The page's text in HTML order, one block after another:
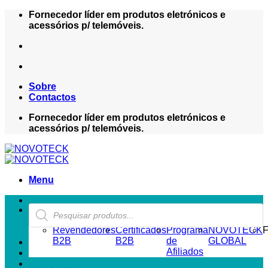
Skip
Fornecedor líder em produtos eletrónicos e
acessórios p/ telemóveis.
Sobre
Contactos
Fornecedor líder em produtos eletrónicos e
acessórios p/ telemóveis.
Menu
Products
search
ZONA REVENDEDOR-B2B
Revendedores
B2B
Certificados
B2B
Programa
de
Afiliados
NOVOTECK
GLOBAL